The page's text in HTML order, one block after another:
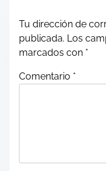
Tu dirección de
publicada. Los
marcados con *
Comentario *